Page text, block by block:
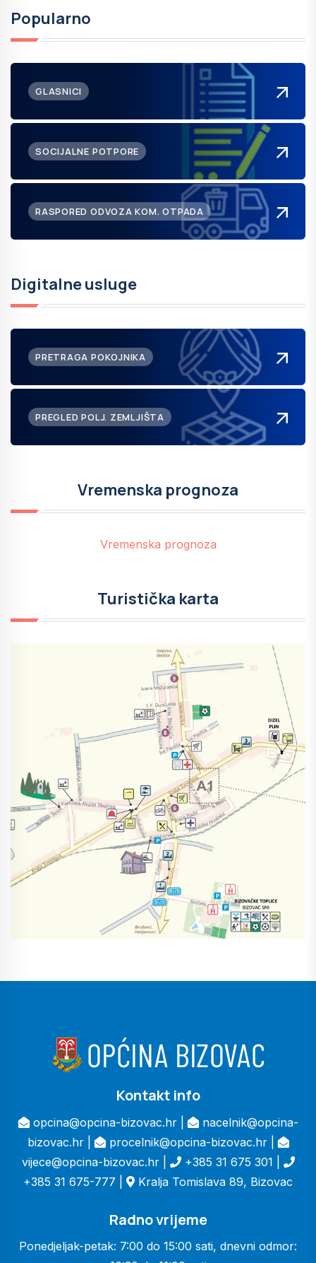
Popularno
GLASNICI
SOCIJALNE POTPORE
RASPORED ODVOZA KOM. OTPADA
Digitalne usluge
PRETRAGA POKOJNIKA
PREGLED POLJ. ZEMLJIŠTA
Vremenska prognoza
Vremenska prognoza
Turistička karta
Kontakt info
opcina@opcina-bizovac.hr |
nacelnik@opcina-
bizovac.hr |
procelnik@opcina-bizovac.hr |
vijece@opcina-bizovac.hr |
+385 31 675 301 |
+385 31 675-777 |
Kralja Tomislava 89, Bizovac
Radno vrijeme
Ponedjeljak-petak: 7:00 do 15:00 sati, dnevni odmor: